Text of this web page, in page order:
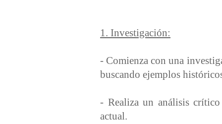
1. Investigación:
- Comienza con una
buscando ejemplos
- Realiza un análisis
actual.